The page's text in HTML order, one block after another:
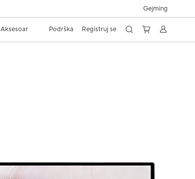
Gejming
Aksesoar Podrška Registruj se